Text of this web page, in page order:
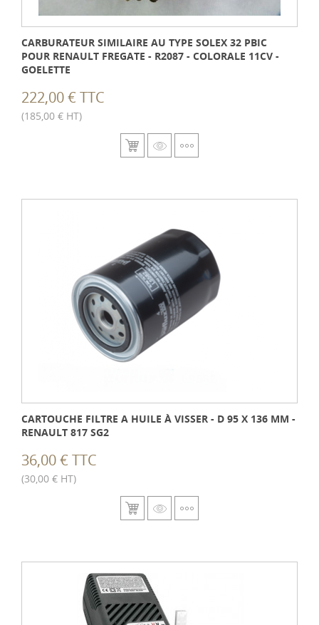
CARBURATEUR SIMILAIRE AU TYPE SOLEX 32 PBIC
POUR RENAULT FREGATE - R2087 - COLORALE 11CV -
GOELETTE
222,00 € TTC
(185,00 € HT)
CARTOUCHE FILTRE A HUILE À VISSER - D 95 X 136 MM -
RENAULT 817 SG2
36,00 € TTC
(30,00 € HT)